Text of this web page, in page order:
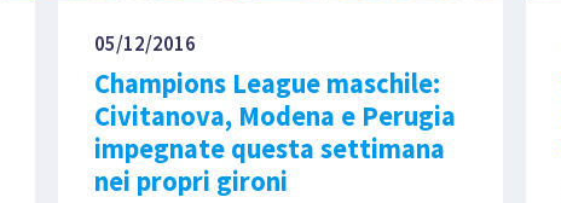
05/12/2016
Champions League maschile:
Civitanova, Modena e Perugia
impegnate questa settimana
nei propri gironi